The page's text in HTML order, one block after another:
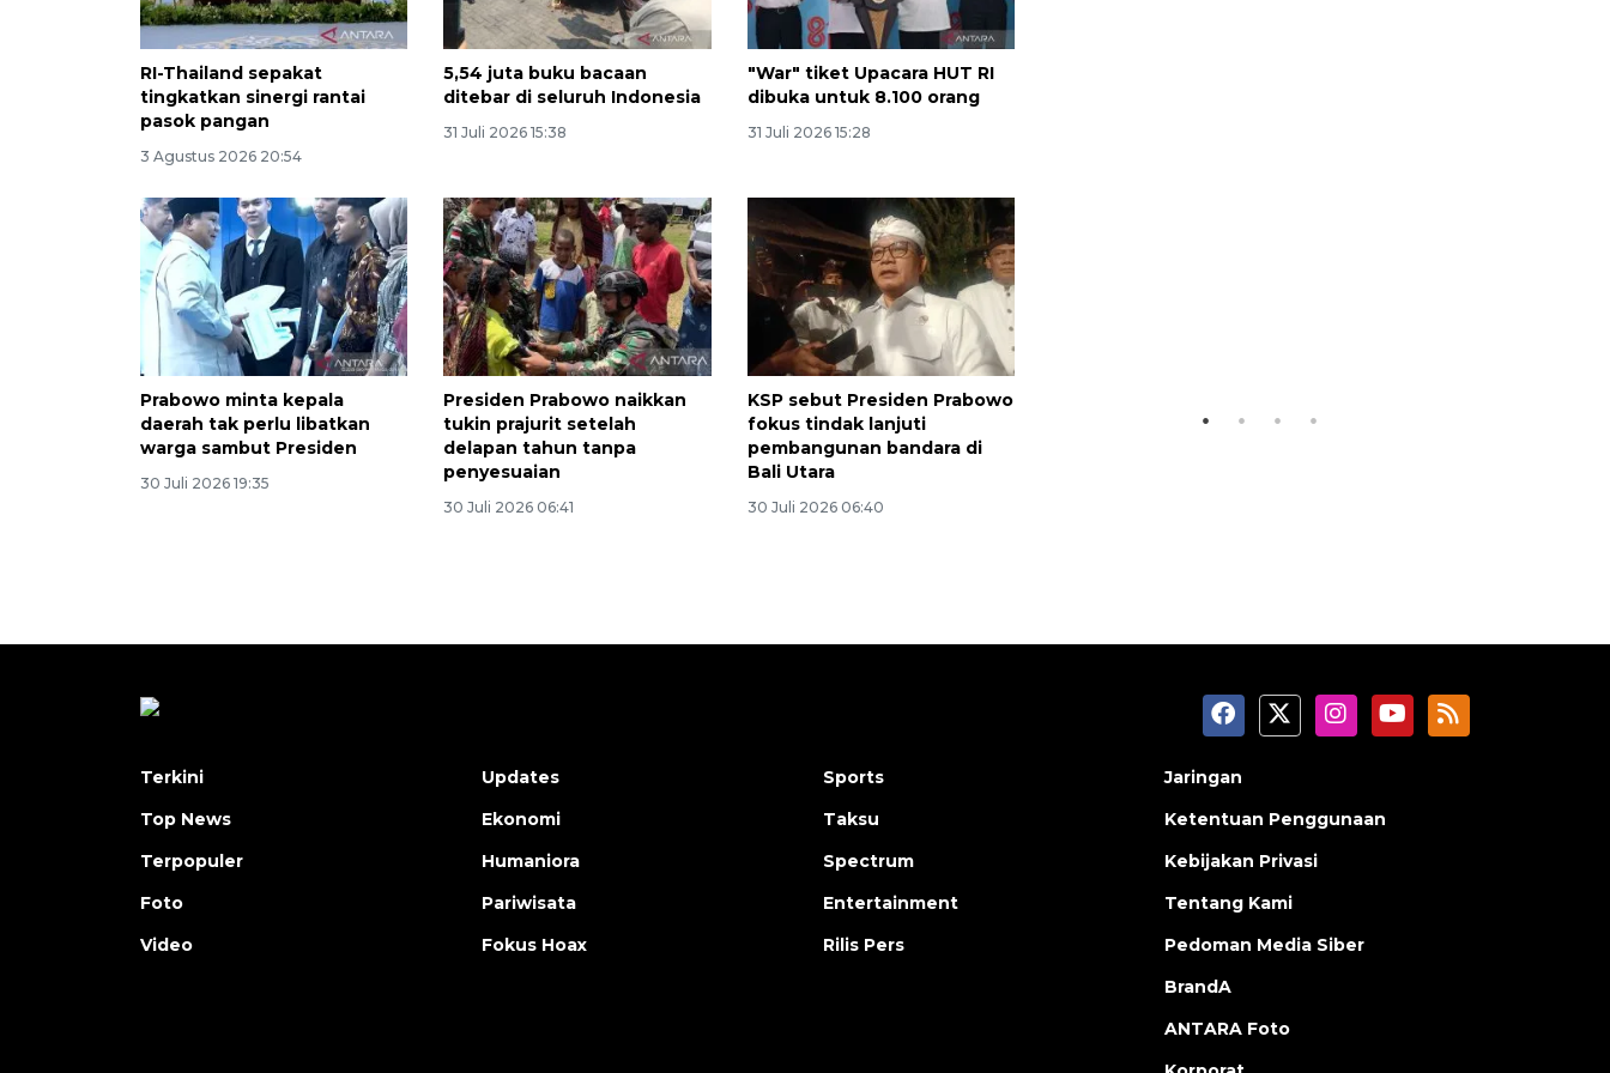
RI-Thailand sepakat
tingkatkan sinergi rantai
pasok pangan
3 Agustus 2026 20:54
5,54 juta buku bacaan
ditebar di seluruh Indonesia
31 Juli 2026 15:38
"War" tiket Upacara HUT RI
dibuka untuk 8.100 orang
31 Juli 2026 15:28
Prabowo minta kepala
daerah tak perlu libatkan
warga sambut Presiden
30 Juli 2026 19:35
Presiden Prabowo naikkan
tukin prajurit setelah
delapan tahun tanpa
penyesuaian
30 Juli 2026 06:41
KSP sebut Presiden Prabowo
fokus tindak lanjuti
pembangunan bandara di
Bali Utara
30 Juli 2026 06:40
Memberantas kejahatan
jalanan Jakarta
2026-08-05 18:00:00
Terkini
Top News
Terpopuler
Foto
Video
Updates
Ekonomi
Humaniora
Pariwisata
Fokus Hoax
Sports
Taksu
Spectrum
Entertainment
Rilis Pers
Jaringan
Ketentuan Penggunaan
Kebijakan Privasi
Tentang Kami
Pedoman Media Siber
BrandA
ANTARA Foto